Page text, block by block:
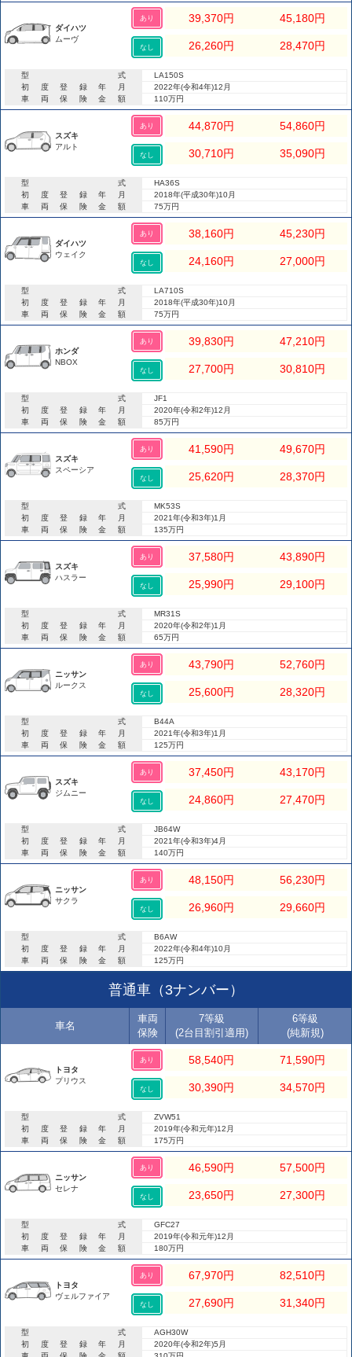
ダイハツ
ムーヴ
あり 39,370円 45,180円
なし 26,260円 28,470円
型式
LA150S
初度登録年月
2022年(令和4年)12月
車両保険金額
110万円
スズキ
アルト
あり 44,870円 54,860円
なし 30,710円 35,090円
型式
HA36S
初度登録年月
2018年(平成30年)10月
車両保険金額
75万円
ダイハツ
ウェイク
あり 38,160円 45,230円
なし 24,160円 27,000円
型式
LA710S
初度登録年月
2018年(平成30年)10月
車両保険金額
75万円
ホンダ
NBOX
あり 39,830円 47,210円
なし 27,700円 30,810円
型式
JF1
初度登録年月
2020年(令和2年)12月
車両保険金額
85万円
スズキ
スペーシア
あり 41,590円 49,670円
なし 25,620円 28,370円
型式
MK53S
初度登録年月
2021年(令和3年)1月
車両保険金額
135万円
スズキ
ハスラー
あり 37,580円 43,890円
なし 25,990円 29,100円
型式
MR31S
初度登録年月
2020年(令和2年)1月
車両保険金額
65万円
ニッサン
ルークス
あり 43,790円 52,760円
なし 25,600円 28,320円
型式
B44A
初度登録年月
2021年(令和3年)1月
車両保険金額
125万円
スズキ
ジムニー
あり 37,450円 43,170円
なし 24,860円 27,470円
型式
JB64W
初度登録年月
2021年(令和3年)4月
車両保険金額
140万円
ニッサン
サクラ
あり 48,150円 56,230円
なし 26,960円 29,660円
型式
B6AW
初度登録年月
2022年(令和4年)10月
車両保険金額
125万円
普通車（3ナンバー）
車名
車両
保険
7等級
(2台目割引適用)
6等級
(純新規)
トヨタ
プリウス
あり 58,540円 71,590円
なし 30,390円 34,570円
型式
ZVW51
初度登録年月
2019年(令和元年)12月
車両保険金額
175万円
ニッサン
セレナ
あり 46,590円 57,500円
なし 23,650円 27,300円
型式
GFC27
初度登録年月
2019年(令和元年)12月
車両保険金額
180万円
トヨタ
ヴェルファイア
あり 67,970円 82,510円
なし 27,690円 31,340円
型式
AGH30W
初度登録年月
2020年(令和2年)5月